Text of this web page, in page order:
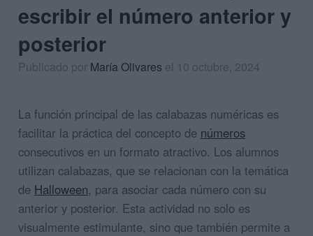
escribir el número anterior y
posterior
Publicado por María Olivares el 10 octubre, 2024
La función principal de las calabazas numéricas es
facilitar la práctica del concepto de números
consecutivos en un formato atractivo. Los alumnos
utilizan calabazas, que se relacionan con la temática
de Halloween, para asociar cada número con su
anterior y posterior. Esta actividad no solo es
visualmente estimulante, sino que también permite a